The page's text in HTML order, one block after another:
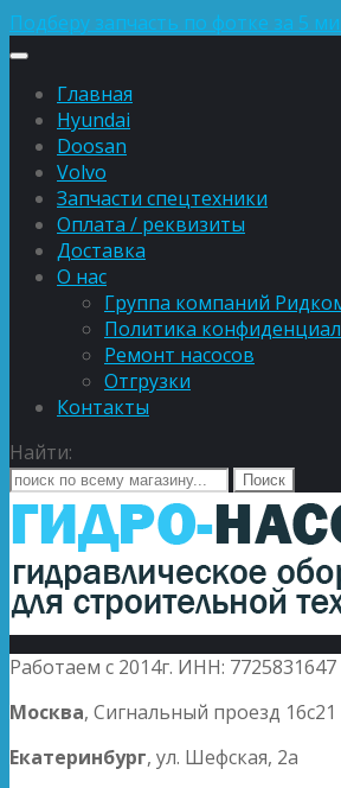
Подберу запчасть по фотке за 5
Главная
Hyundai
Doosan
Volvo
Запчасти спецтехники
Оплата / реквизиты
Доставка
О нас
Группа компаний
Политика
Ремонт насосов
Отгрузки
Контакты
Найти:
Работаем с 2014г. ИНН: 7725831647
Москва, Сигнальный проезд 16с21
Екатеринбург, ул. Шефская, 2а